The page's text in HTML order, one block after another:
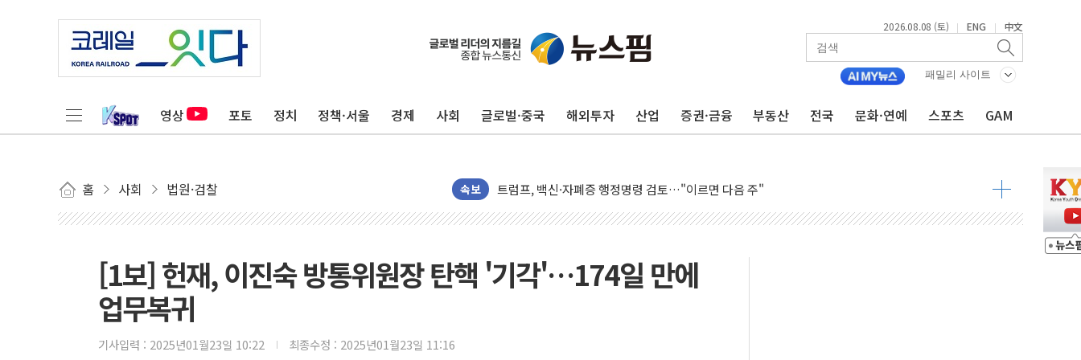
2026.08.08 (토) | ENG | 中文
패밀리 사이트
영상 포토 정치 정책·서울 경제 사회 글로벌·중국 해외투자 산업 증권·금융 부동산 전국 문화·연예 스포츠 GAM
홈 사회 법원·검찰 속보
미 연준 매파 기세 꺾이나…고용 감소에 9월 동결 전망 우세
트럼프, 백신·자폐증 행정명령 검토…"이르면 다음 주"
美 항소법원, 백악관 무도회장 공사 중단 명령…트럼프 제동
美 고용 쇼크에 엔화 장중 급등…시장은 "또 개입했나" 촉각
[AI MY 뉴스] 뉴욕 반도체주 프리뷰...美 고용 쇼크에 반도체주 '활짝'
[1보] 헌재, 이진숙 방통위원장 탄핵 '기각'…174일 만에
업무복귀
기사입력 : 2025년01월23일 10:22 최종수정 : 2025년01월23일 11:16